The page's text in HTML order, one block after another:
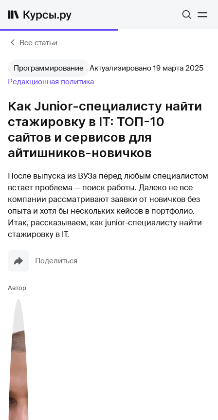
Все статьи
Программирование Актуализировано 19 марта 2025
Редакционная политика
Как Junior-специалисту найти
стажировку в IT: ТОП-10
сайтов и сервисов для
айтишников-новичков
После выпуска из ВУЗа перед любым специалистом
встает проблема — поиск работы. Далеко не все
компании рассматривают заявки от новичков без
опыта и хотя бы нескольких кейсов в портфолио.
Итак, рассказываем, как junior-специалисту найти
стажировку в IT.
Поделиться
Автор